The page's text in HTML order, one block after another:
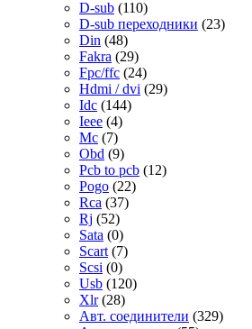
D-sub (110)
D-sub переходники (23)
Din (48)
Fakra (29)
Fpc/ffc (24)
Hdmi / dvi (29)
Idc (144)
Ieee (4)
Mc (7)
Obd (9)
Pcb to pcb (12)
Pogo (22)
Rca (37)
Rj (52)
Sata (0)
Scart (7)
Scsi (0)
Usb (120)
Xlr(28)
Авт. соединители (329)